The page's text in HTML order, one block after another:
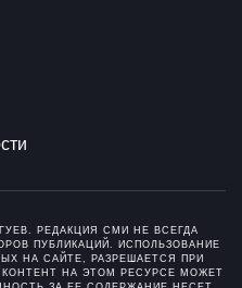
РЕДАКЦИЯ СМИ НЕ ВСЕГДА
ПУБЛИКАЦИЙ. ИСПОЛЬЗОВАНИЕ
НА САЙТЕ, РАЗРЕШАЕТСЯ ПРИ
КОНТЕНТ НА ЭТОМ РЕСУРСЕ МОЖЕТ